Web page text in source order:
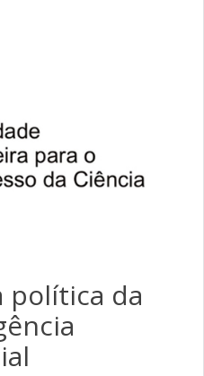
política da